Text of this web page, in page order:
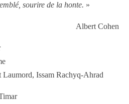
sourire de la honte. »
Albert Cohen
Issam Rachyq-Ahrad